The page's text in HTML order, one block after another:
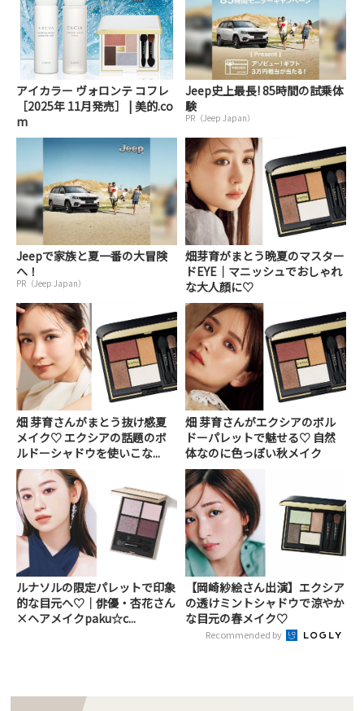
アイカラー ヴォロンテ コフレ
［2025年 11月発売］ | 美的.co
m
Jeep史上最長! 85時間の試乗体
験
PR（Jeep Japan）
Jeepで家族と夏一番の大冒険
へ！
PR（Jeep Japan）
畑芽育がまとう晩夏のマスター
ドEYE｜マニッシュでおしゃれ
な大人顔に♡
畑 芽育さんがまとう抜け感夏
メイク♡ エクシアの話題のボ
ルドーシャドウを使いこな...
畑 芽育さんがエクシアのボル
ドーパレットで魅せる♡ 自然
体なのに色っぽい秋メイク
ルナソルの限定パレットで印象
的な目元へ♡｜俳優・杏花さん
×ヘアメイクpaku☆c...
【岡崎紗絵さん出演】エクシア
の透けミントシャドウで涼やか
な目元の春メイク♡
Recommended by